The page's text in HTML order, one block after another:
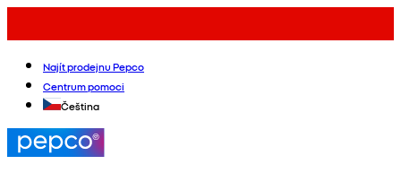
Najít prodejnu Pepco
Centrum pomoci
Čeština